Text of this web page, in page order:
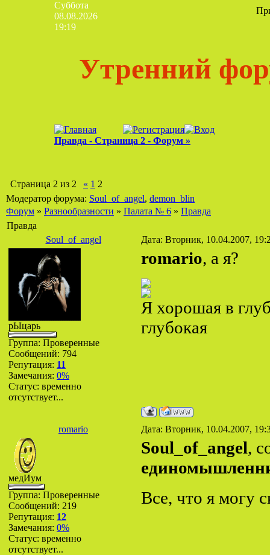
Суббота
08.08.2026
19:19
Утренний
Правда - Страница 2 - Форум »
Страница 2 из 2 « 1 2
Модератор форума: Soul_of_angel, demon_blin
Форум » Разнообразности » Палата № 6 » Правда
Правда
Soul_of_angel
Дата: Вторник, 10.04.2007,
рЫцарь
Группа: Проверенные
Сообщений: 794
Репутация: 11
Замечания: 0%
Статус: временно
отсутствует...
romario, а я?
Я хорошая в
глубокая
romario Дата: Вторник, 10.04.2007,
медИум
Группа: Проверенные
Сообщений: 219
Репутация: 12
Замечания: 0%
Статус: временно
отсутствует...
Soul_of_angel,
Все, что я могу